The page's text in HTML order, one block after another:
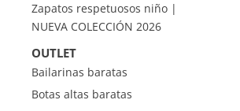
Zapatos respetuosos niño |
NUEVA COLECCIÓN 2026
OUTLET
Bailarinas baratas
Botas altas baratas